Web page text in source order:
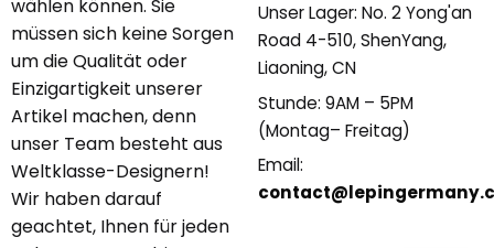
wählen können. Sie
müssen sich keine Sorgen
um die Qualität oder
Einzigartigkeit unserer
Artikel machen, denn
unser Team besteht aus
Weltklasse-Designern!
Wir haben darauf
geachtet, Ihnen für jeden
Unser Lager: No. 2 Yong'an
Road 4-510, ShenYang,
Liaoning, CN
Stunde: 9AM – 5PM
(Montag– Freitag)
Email: